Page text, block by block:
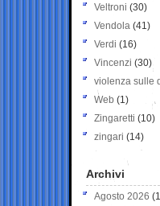
Veltroni (30)
Vendola (41)
Verdi (16)
Vincenzi (30)
violenza sulle
Web (1)
Zingaretti (10)
zingari (14)
Archivi
Agosto 2026